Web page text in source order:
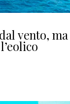
vento, ma